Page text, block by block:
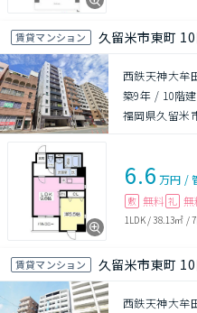
賃貸マンション 久留米市東町
西鉄天神大牟
築9年 / 10階建
福岡県久留米
6.6 万円 /
敷 無料 礼 無
1LDK/38.13㎡ /
賃貸マンション 久留米市東町
西鉄天神大牟